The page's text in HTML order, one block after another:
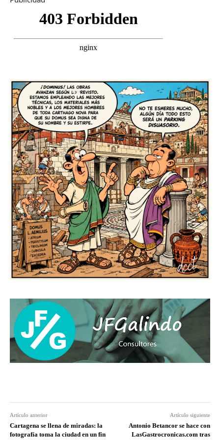
Artículo anterior
Cartagena se llena de miradas: la
fotografía toma la ciudad en un fin
Artículo siguiente
Antonio Betancor se hace con
LasGastrocronicas.com tras